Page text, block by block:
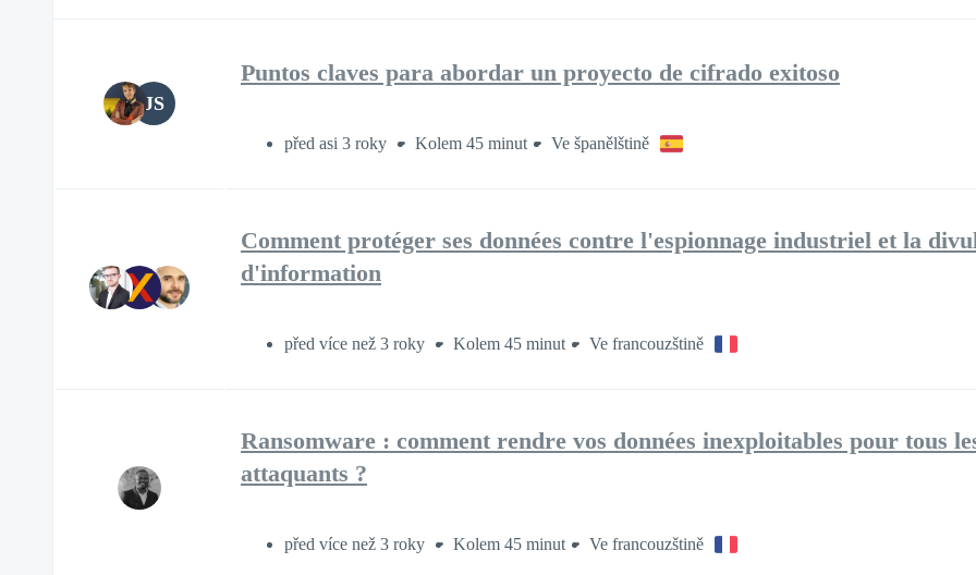
JS
Puntos claves para abordar un proyecto de cifrado exitoso
před asi 3 roky Kolem 45 minut Ve španělštině
Comment protéger ses données contre l'espionnage industriel et la
d'information
před více než 3 roky Kolem 45 minut Ve francouzštině
Ransomware : comment rendre vos données inexploitables pour tous
attaquants ?
před více než 3 roky Kolem 45 minut Ve francouzštině